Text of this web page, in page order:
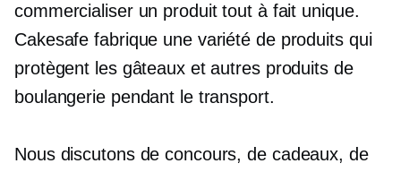
commercialiser un produit tout à fait unique.
Cakesafe fabrique une variété de produits qui
protègent les gâteaux et autres produits de
boulangerie pendant le transport.
Nous discutons de concours, de cadeaux, de